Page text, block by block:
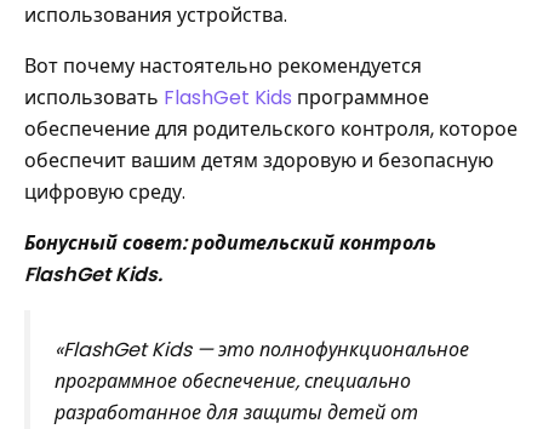
использования устройства.
Вот почему настоятельно рекомендуется
использовать FlashGet Kids программное
обеспечение для родительского контроля, которое
обеспечит вашим детям здоровую и безопасную
цифровую среду.
Бонусный совет: родительский контроль
FlashGet Kids.
«FlashGet Kids — это полнофункциональное
программное обеспечение, специально
разработанное для защиты детей от